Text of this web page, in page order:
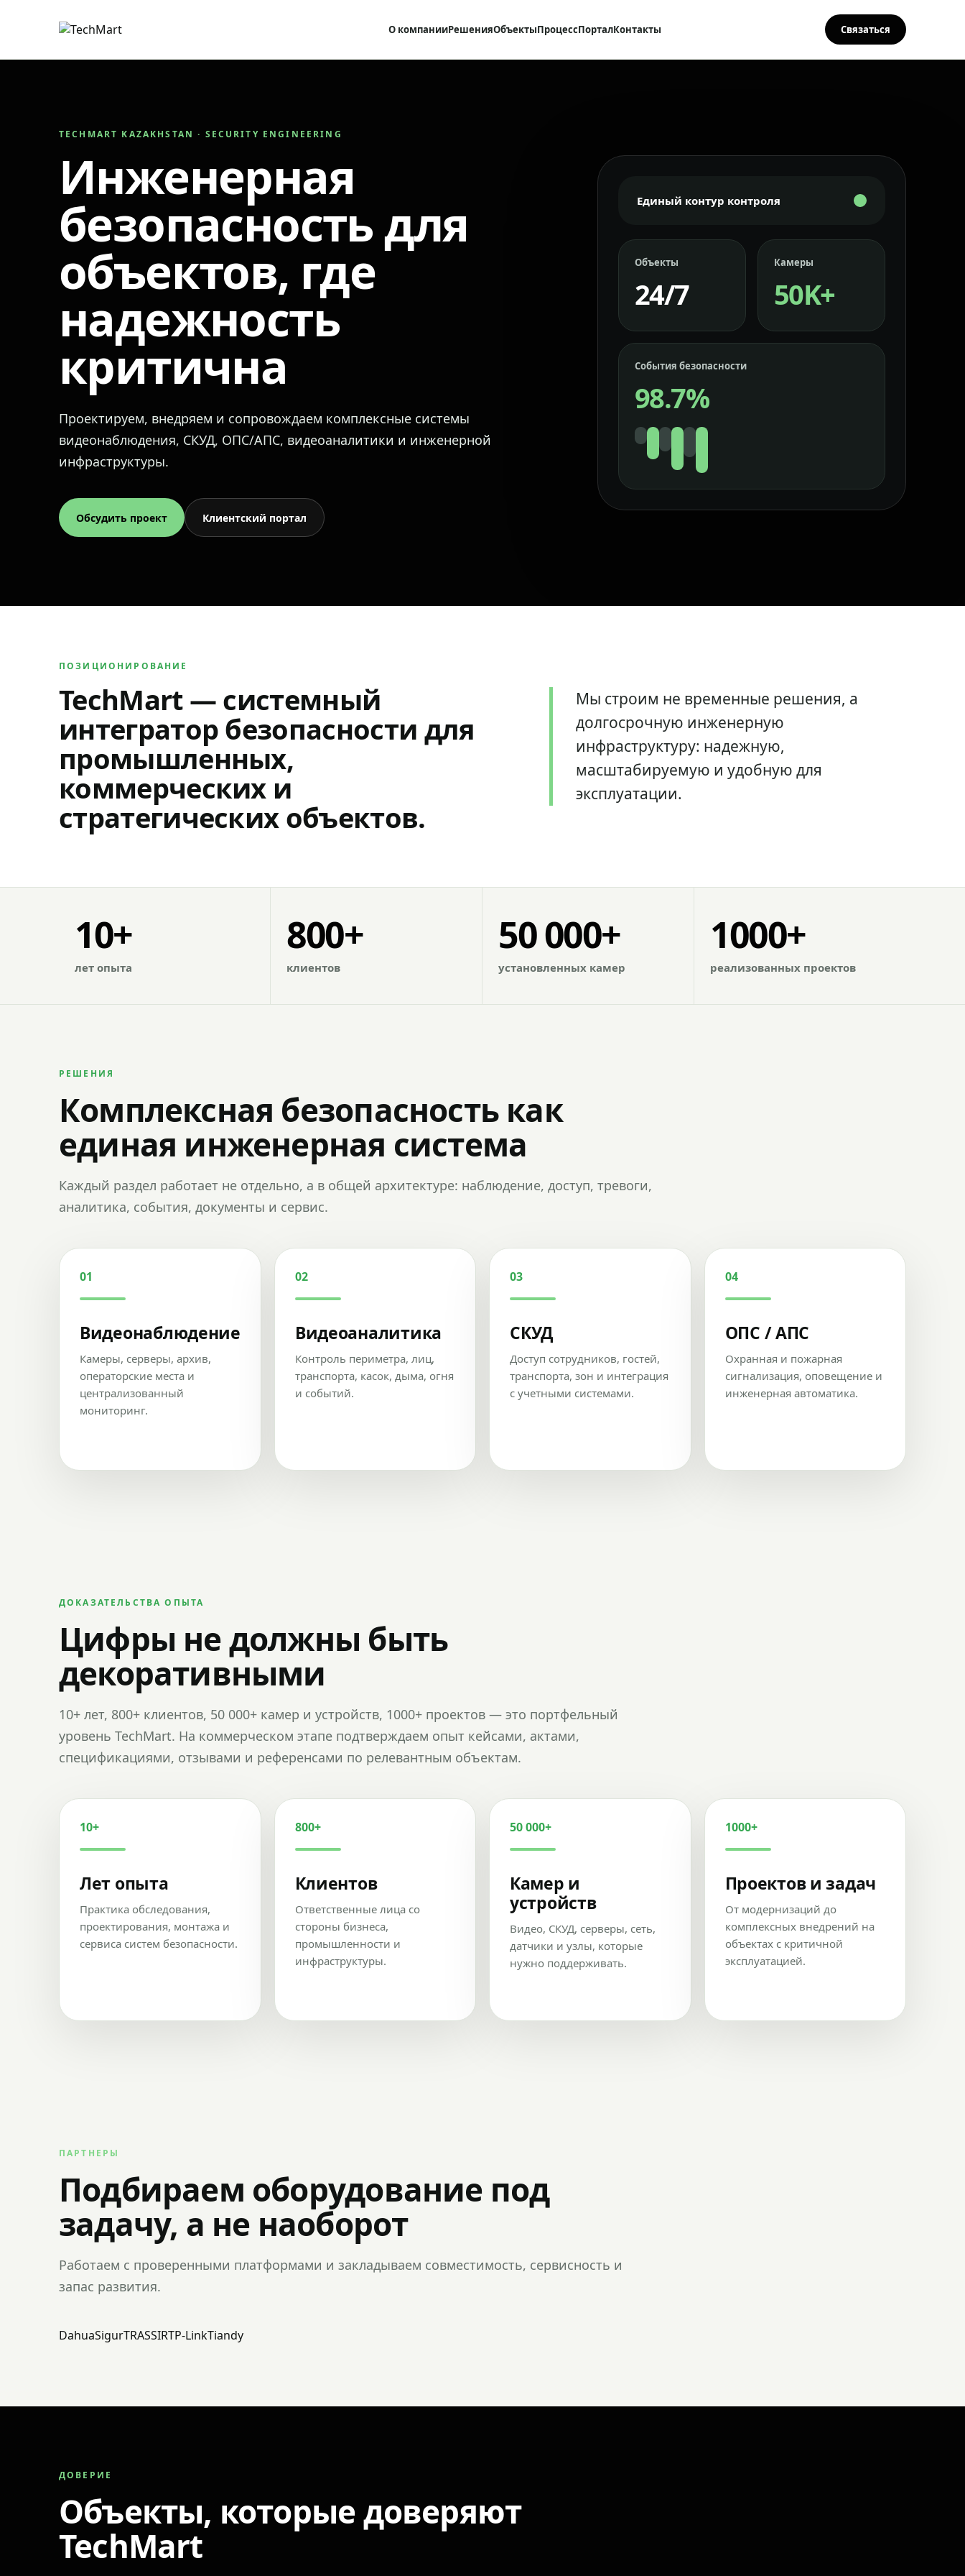
О компанииРешенияОбъектыПроцессПорталКонтакты Связаться
TECHMART KAZAKHSTAN · SECURITY ENGINEERING
Инженерная
безопасность для
объектов, где
надежность
критична
Проектируем, внедряем и сопровождаем комплексные системы
видеонаблюдения, СКУД, ОПС/АПС, видеоаналитики и инженерной
инфраструктуры.
Обсудить проект Клиентский портал
Единый контур контроля
Объекты
24/7
Камеры
50K+
События безопасности
98.7%
ПОЗИЦИОНИРОВАНИЕ
TechMart — системный
интегратор безопасности для
промышленных,
коммерческих и
стратегических объектов.
Мы строим не временные решения, а
долгосрочную инженерную
инфраструктуру: надежную,
масштабируемую и удобную для
эксплуатации.
10+
лет опыта
800+
клиентов
50 000+
установленных камер
1000+
реализованных проектов
РЕШЕНИЯ
Комплексная безопасность как
единая инженерная система
Каждый раздел работает не отдельно, а в общей архитектуре: наблюдение, доступ, тревоги,
аналитика, события, документы и сервис.
01
Видеонаблюдение
Камеры, серверы, архив,
операторские места и
централизованный
мониторинг.
02
Видеоаналитика
Контроль периметра, лиц,
транспорта, касок, дыма, огня
и событий.
03
СКУД
Доступ сотрудников, гостей,
транспорта, зон и интеграция
с учетными системами.
04
ОПС / АПС
Охранная и пожарная
сигнализация, оповещение и
инженерная автоматика.
ДОКАЗАТЕЛЬСТВА ОПЫТА
Цифры не должны быть
декоративными
10+ лет, 800+ клиентов, 50 000+ камер и устройств, 1000+ проектов — это портфельный
уровень TechMart. На коммерческом этапе подтверждаем опыт кейсами, актами,
спецификациями, отзывами и референсами по релевантным объектам.
10+
Лет опыта
Практика обследования,
проектирования, монтажа и
сервиса систем безопасности.
800+
Клиентов
Ответственные лица со
стороны бизнеса,
промышленности и
инфраструктуры.
50 000+
Камер и
устройств
Видео, СКУД, серверы, сеть,
датчики и узлы, которые
нужно поддерживать.
1000+
Проектов и задач
От модернизаций до
комплексных внедрений на
объектах с критичной
эксплуатацией.
ПАРТНЕРЫ
Подбираем оборудование под
задачу, а не наоборот
Работаем с проверенными платформами и закладываем совместимость, сервисность и
запас развития.
DahuaSigurTRASSIRTP-LinkTiandy
ДОВЕРИЕ
Объекты, которые доверяют
TechMart